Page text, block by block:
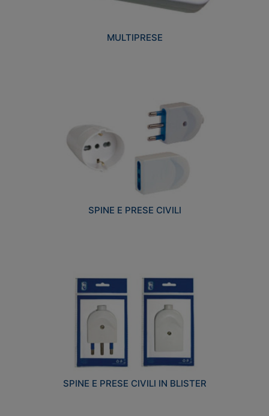
MULTIPRESE
SPINE E PRESE CIVILI
SPINE E PRESE CIVILI IN BLISTER